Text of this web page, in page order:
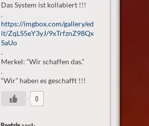
Das System ist kollabiert !!!
.
https://imgbox.com/gallery/ed
it/ZqLS5eY3yJ/9xTrfznZ98Qx
SaUo
.
Merkel: “Wir schaffen das.”
.
“Wir” haben es geschafft !!!
0